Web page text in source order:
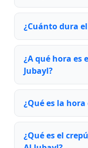
¿Cuánto dura
¿A qué hora es
Jubayl?
¿Qué es la
¿Qué es el